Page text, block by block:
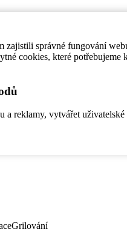
správné fungování
cookies, které
reklamy, vytvářet
Grilování